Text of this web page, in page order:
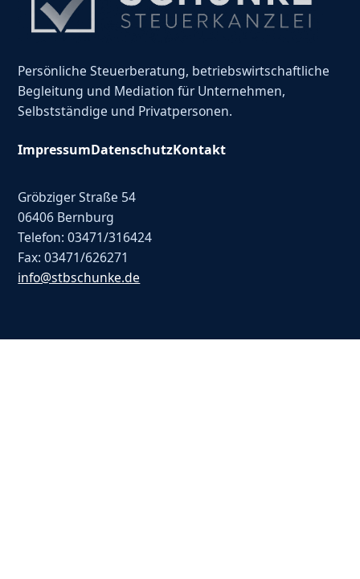
Persönliche Steuerberatung, betriebswirtschaftliche
Begleitung und Mediation für Unternehmen,
Selbstständige und Privatpersonen.
ImpressumDatenschutzKontakt
Gröbziger Straße 54
06406 Bernburg
Telefon: 03471/316424
Fax: 03471/626271
info@stbschunke.de